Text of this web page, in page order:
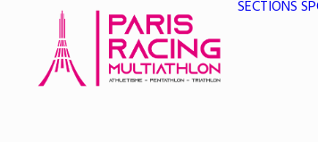
SECTIONS